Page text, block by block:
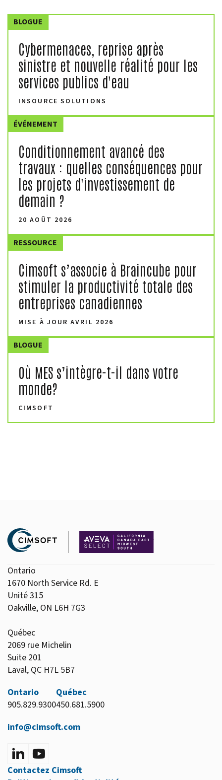
BLOGUE
Cybermenaces, reprise après
sinistre et nouvelle réalité pour les
services publics d'eau
INSOURCE SOLUTIONS
ÉVÉNEMENT
Conditionnement avancé des
travaux : quelles conséquences pour
les projets d'investissement de
demain ?
20 AOÛT 2026
RESSOURCE
Cimsoft s’associe à Braincube pour
stimuler la productivité totale des
entreprises canadiennes
MISE À JOUR AVRIL 2026
BLOGUE
Où MES s’intègre-t-il dans votre
monde?
CIMSOFT
Ontario
1670 North Service Rd. E
Unité 315
Oakville, ON L6H 7G3
Québec
2069 rue Michelin
Suite 201
Laval, QC H7L 5B7
Ontario
905.829.9300
Québec
450.681.5900
info@cimsoft.com
Contactez Cimsoft